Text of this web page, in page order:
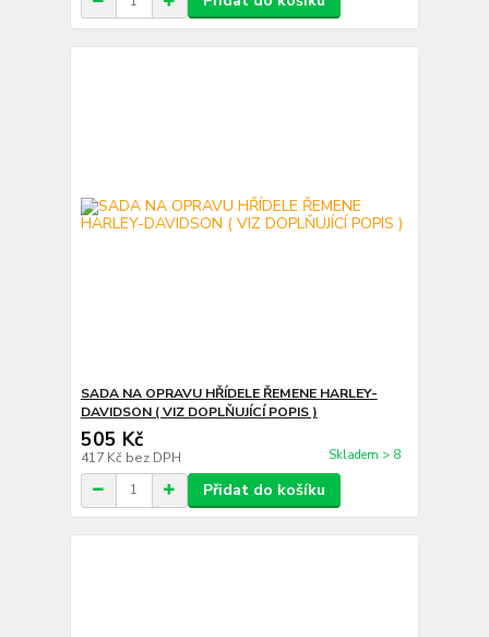
SADA NA OPRAVU HŘÍDELE ŘEMENE HARLEY-
DAVIDSON ( VIZ DOPLŇUJÍCÍ POPIS )
505 Kč
417 Kč bez DPH Skladem > 8
Přidat do košíku